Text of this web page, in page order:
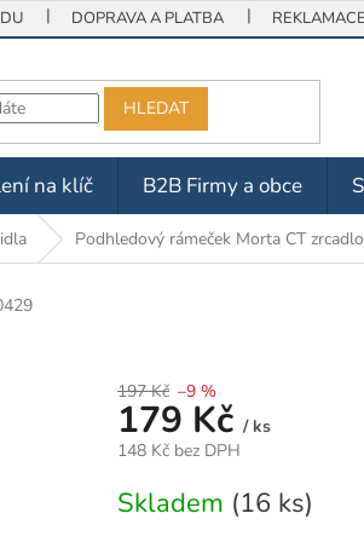
DOPRAVA A PLATBA
HLEDAT
na klíč B2B Firmy a obce
Podhledový rámeček Morta CT
197 Kč –9 %
179 Kč / ks
148 Kč bez DPH
cena:
Skladem (16 ks)